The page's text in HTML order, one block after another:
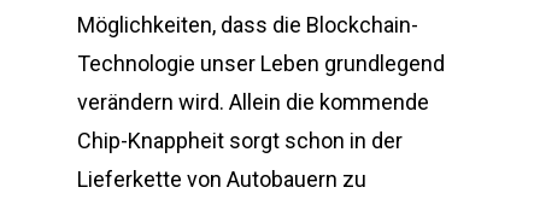
Möglichkeiten, dass die Blockchain-
Technologie unser Leben grundlegend
verändern wird. Allein die kommende
Chip-Knappheit sorgt schon in der
Lieferkette von Autobauern zu